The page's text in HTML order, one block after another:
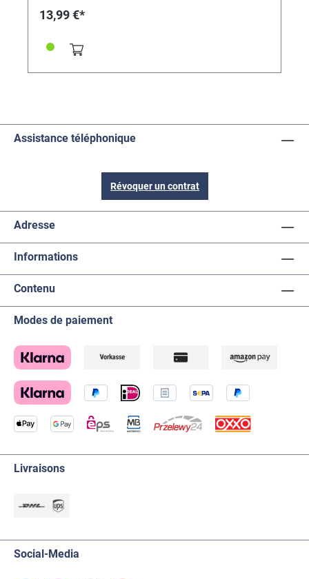
13,99 €*
Assistance téléphonique
Révoquer un contrat
Adresse
Informations
Contenu
Modes de paiement
Livraisons
Social-Media